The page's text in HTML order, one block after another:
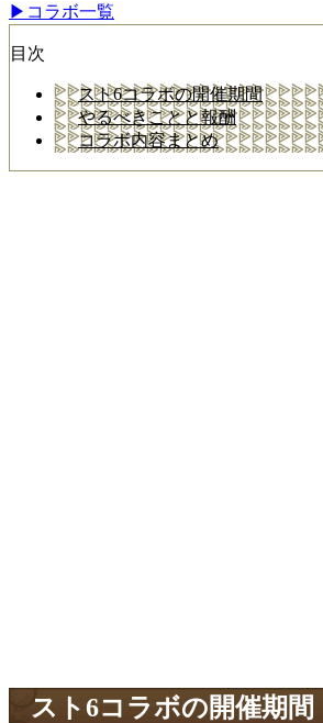
▶コラボ一覧
目次
スト6コラボの開催期間
やるべきことと報酬
コラボ内容まとめ
スト6コラボの開催期間